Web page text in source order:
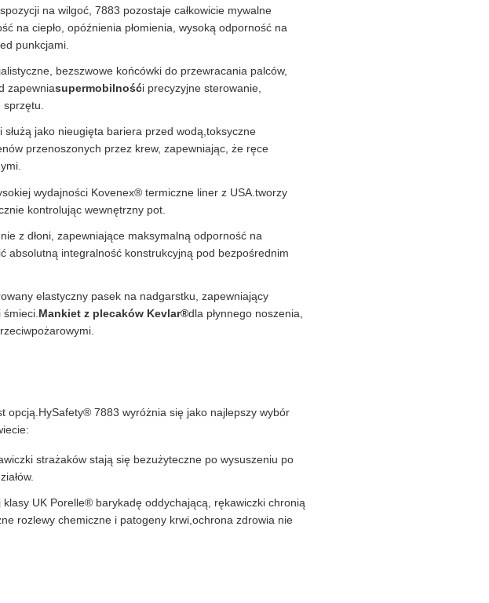
na wilgoć, 7883 pozostaje całkowicie mywalne
na ciepło, opóźnienia płomienia, wysoką odporność na
punkcjami.
bezszwowe końcówki do przewracania palców,
zapewniasupermobilnośći precyzyjne sterowanie,
służą jako nieugięta bariera przed wodą,toksyczne
przenoszonych przez krew, zapewniając, że ręce
wydajności Kovenex® termiczne liner z USA.tworzy
kontrolując wewnętrzny pot.
z dłoni, zapewniające maksymalną odporność na
absolutną integralność konstrukcyjną pod bezpośrednim
elastyczny pasek na nadgarstku, zapewniający
Mankiet z plecaków Kevlar®dla płynnego noszenia,
opcją.HySafety® 7883 wyróżnia się jako najlepszy wybór
strażaków stają się bezużyteczne po wysuszeniu po
klasy UK Porelle® barykadę oddychającą, rękawiczki chronią
rozlewy chemiczne i patogeny krwi,ochrona zdrowia nie